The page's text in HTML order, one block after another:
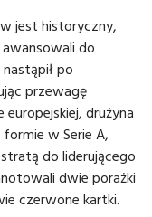
jest historyczny,
do
po
przewagę
drużyna
w Serie A,
do liderującego
dwie porażki
czerwone kartki.